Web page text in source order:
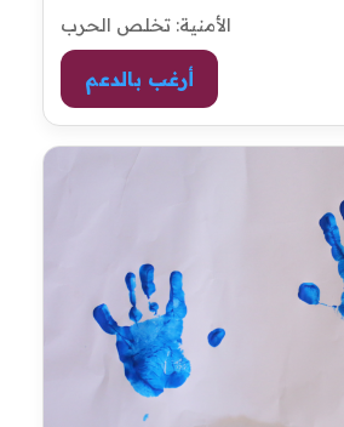
الأمنية: تخلص الحرب
أرغب بالدعم